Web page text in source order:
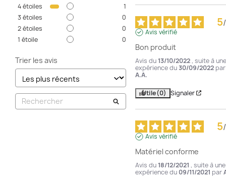
4étoiles
1
3 étoiles
0
2étoiles
0
1 étoile 0
Trier les avis
5/
Avis vérifié
Bon produit
Avis du13/10/2022, suite à une
expérience du 30/09/2022 par
A.A.
Utile(0) Signaler
5/
Avis vérifié
Matériel conforme
Avis du18/12/2021 , suite à une
expérience du 09/11/2021 par